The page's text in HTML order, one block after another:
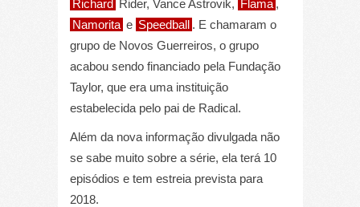
Richard Rider, Vance Astrovik, Flama ,
Namorita e Speedball . E chamaram o
grupo de Novos Guerreiros, o grupo
acabou sendo financiado pela Fundação
Taylor, que era uma instituição
estabelecida pelo pai de Radical.
Além da nova informação divulgada não
se sabe muito sobre a série, ela terá 10
episódios e tem estreia prevista para
2018.